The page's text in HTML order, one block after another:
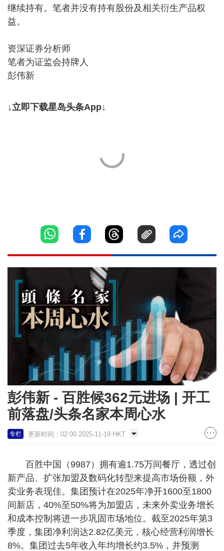
继续持有。笔者并没有持有股份及相关衍生产品权
益。
资深证券分析师
笔者为证监会持牌人
彭伟新
↓立即下载星岛头条App↓
彭伟新 - 百胜候362元进场 | 开工
前落盘/头条名家本周心水
专栏 更新时间：02:00 2025-11-19 HKT
百胜中国（9987）拥有逾1.75万间餐厅，透过创
新产品、扩张加盟及数码化转型来提高市场份额，外
卖业务表现佳。集团预计在2025年净开1600至1800
间新店，40%至50%将为加盟店，未来外卖业务增长
和成本控制将进一步巩固市场地位。截至2025年第3
季度，集团净利润达2.82亿美元，核心经营利润增长
8%。集团过去5年收入年均增长约3.5%，并预测